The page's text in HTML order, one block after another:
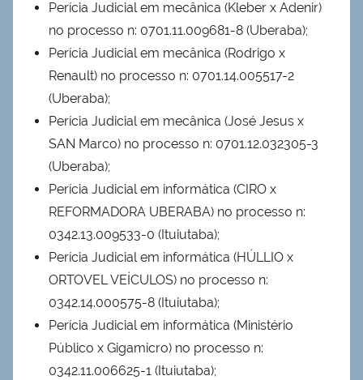
Perícia Judicial em mecânica (Kleber x Adenir)
no processo n: 0701.11.009681-8 (Uberaba);
Perícia Judicial em mecânica (Rodrigo x
Renault) no processo n: 0701.14.005517-2
(Uberaba);
Perícia Judicial em mecânica (José Jesus x
SAN Marco) no processo n: 0701.12.032305-3
(Uberaba);
Perícia Judicial em informática (CIRO x
REFORMADORA UBERABA) no processo n:
0342.13.009533-0 (Ituiutaba);
Perícia Judicial em informática (HÚLLIO x
ORTOVEL VEÍCULOS) no processo n:
0342.14.000575-8 (Ituiutaba);
Perícia Judicial em informática (Ministério
Público x Gigamicro) no processo n:
0342.11.006625-1 (Ituiutaba);